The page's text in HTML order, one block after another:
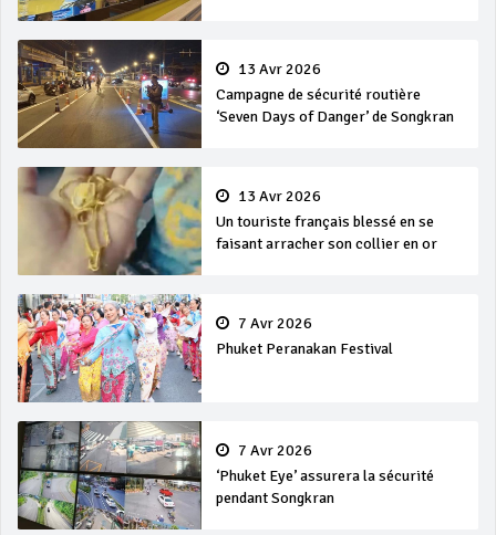
13 Avr 2026
Campagne de sécurité routière
‘Seven Days of Danger’ de Songkran
13 Avr 2026
Un touriste français blessé en se
faisant arracher son collier en or
7 Avr 2026
Phuket Peranakan Festival
7 Avr 2026
‘Phuket Eye’ assurera la sécurité
pendant Songkran